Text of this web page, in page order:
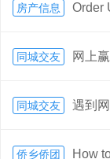
房产信息 Order
同城交友 网上
同城交友 遇到
侨乡侨团 How